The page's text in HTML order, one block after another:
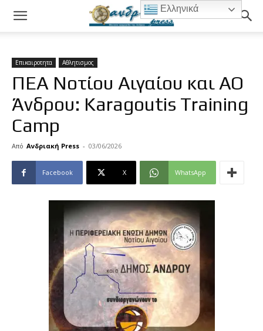
Επικαιροτητα Αθλητισμος
ΠΕΑ Νοτίου Αιγαίου και ΑΟ
Άνδρου: Karagoutis Training
Camp
Από Ανδριακή Press - 03/06/2026
Facebook X WhatsApp
Ελληνικά